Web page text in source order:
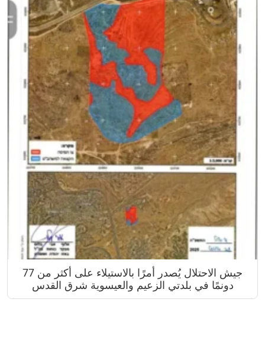
جيش الاحتلال يُصدر أمرًا بالاستيلاء على أكثر من 77
دونمًا في بلدتي الزعيم والعيسوية شرق القدس